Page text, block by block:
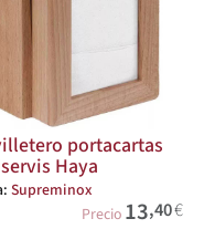
portacartas
Haya
Supreminox
Precio 13,40€